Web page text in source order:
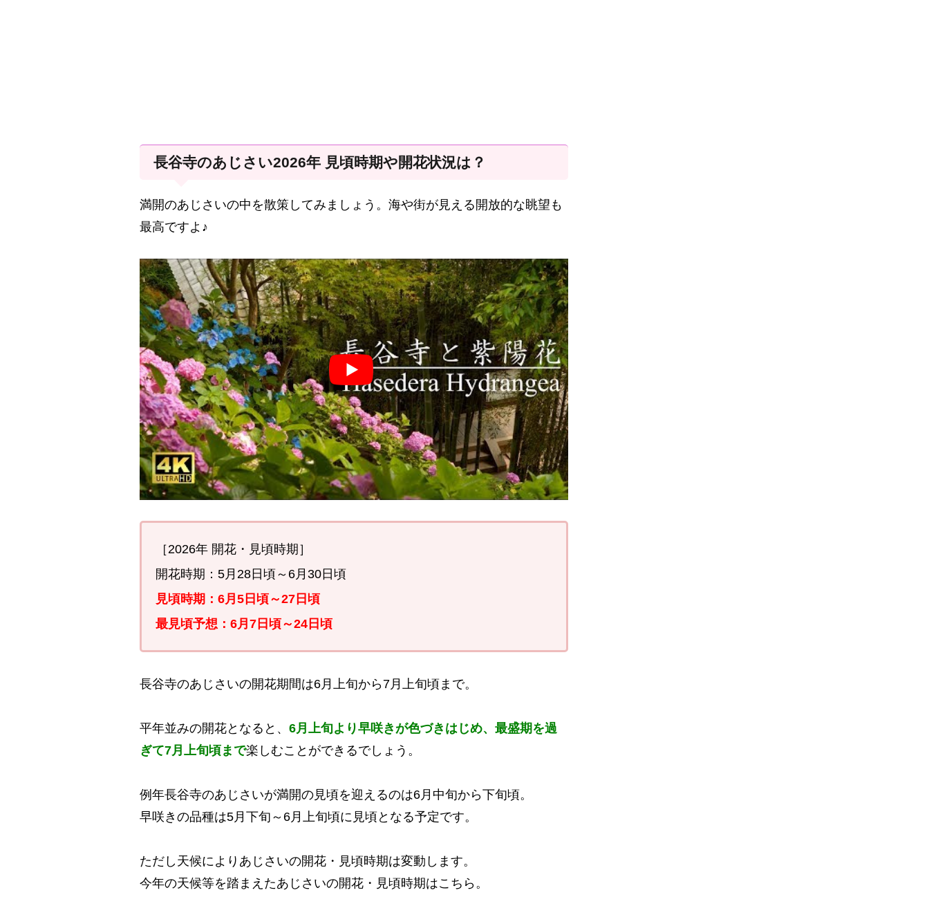
長谷寺のあじさい2026年 見頃時期や開花状況は？
満開のあじさいの中を散策してみましょう。海や街が見える開放的な眺望も
最高ですよ♪
［2026年 開花・見頃時期］
開花時期：5月28日頃～6月30日頃
見頃時期：6月5日頃～27日頃
最見頃予想：6月7日頃～24日頃
長谷寺のあじさいの開花期間は6月上旬から7月上旬頃まで。
平年並みの開花となると、 6月上旬より早咲きが色づきはじめ、最盛期を過
ぎて7月上旬頃まで楽しむことができるでしょう。
例年長谷寺のあじさいが満開の見頃を迎えるのは6月中旬から下旬頃。
早咲きの品種は5月下旬～6月上旬頃に見頃となる予定です。
ただし天候によりあじさいの開花・見頃時期は変動します。
今年の天候等を踏まえたあじさいの開花・見頃時期はこちら。